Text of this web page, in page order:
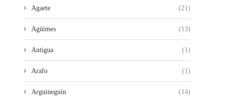
Agaete (21)
Agüimes (13)
Antigua (1)
Arafo (1)
Arguineguín (14)